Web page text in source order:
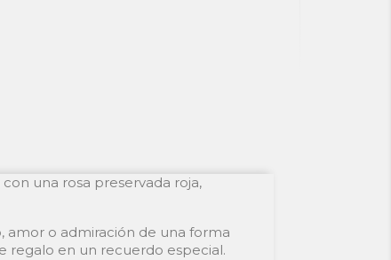
una rosa preservada roja,
amor o admiración de una forma
regalo en un recuerdo especial.